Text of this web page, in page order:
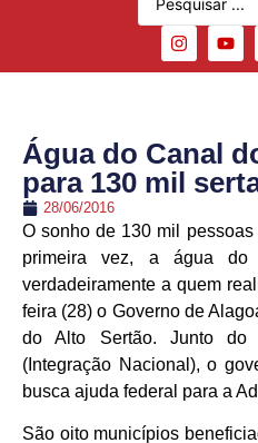
Água do Canal
para 130 mil
28/06/2016
O sonho de 130 mil
primeira vez, a água do
verdadeiramente a quem
feira (28) o Governo de
do Alto Sertão. Junto do
(Integração Nacional), o
busca ajuda federal para a
São oito municípios